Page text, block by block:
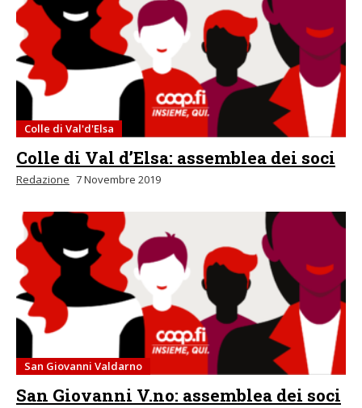
Colle di Val'd'Elsa
Colle di Val d’Elsa: assemblea dei soci
Redazione 7 Novembre 2019
San Giovanni Valdarno
San Giovanni V.no: assemblea dei soci